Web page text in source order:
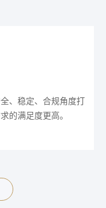
、稳定、合规角度打
的满足度更高。